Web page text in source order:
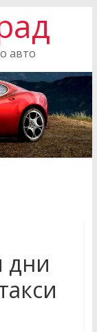
авто
дни